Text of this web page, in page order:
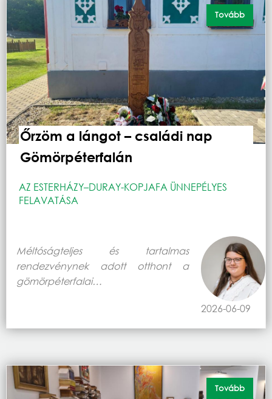
Őrzöm a lángot – családi nap
Gömörpéterfalán
AZ ESTERHÁZY–DURAY-KOPJAFA ÜNNEPÉLYES
FELAVATÁSA
2026-06-09
Méltóságteljes és tartalmas
rendezvénynek adott otthont a
gömörpéterfalai…
Tovább
Tovább